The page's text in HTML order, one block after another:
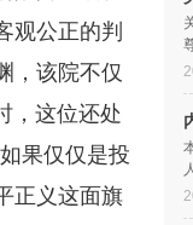
观公正的判
，该院不仅
，这位还处
果仅仅是投
正义这面旗